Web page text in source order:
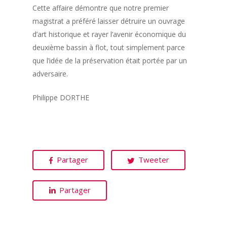
Cette affaire démontre que notre premier
magistrat a préféré laisser détruire un ouvrage
d’art historique et rayer l’avenir économique du
deuxième bassin à flot, tout simplement parce
que l’idée de la préservation était portée par un
adversaire.
Philippe DORTHE
Partager Tweeter
Partager